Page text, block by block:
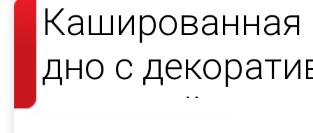
дно с
атласной